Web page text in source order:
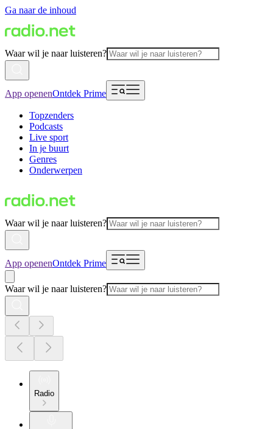
Ga naar de inhoud
Waar wil je naar luisteren?
App openenOntdek Prime
Topzenders
Podcasts
Live sport
In je buurt
Genres
Onderwerpen
Waar wil je naar luisteren?
App openenOntdek Prime
Waar wil je naar luisteren?
Radio